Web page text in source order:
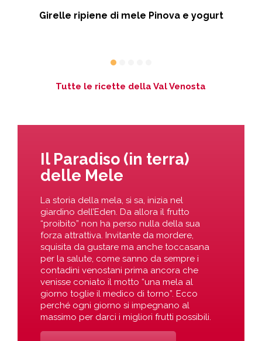
Girelle ripiene di mele Pinova e yogurt
Tutte le ricette della Val Venosta
Il Paradiso (in terra)
delle Mele
La storia della mela, si sa, inizia nel
giardino dell’Eden. Da allora il frutto
“proibito” non ha perso nulla della sua
forza attrattiva. Invitante da mordere,
squisita da gustare ma anche toccasana
per la salute, come sanno da sempre i
contadini venostani prima ancora che
venisse coniato il motto “una mela al
giorno toglie il medico di torno”. Ecco
perché ogni giorno si impegnano al
massimo per darci i migliori frutti possibili.